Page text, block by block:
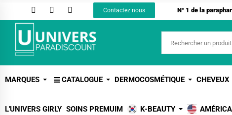
Contactez nous N° 1 de la
MARQUES CATALOGUE DERMOCOSMÉTIQUE CHEVEUX
L'UNIVERS GIRLY SOINS PREMUIM K-BEAUTY